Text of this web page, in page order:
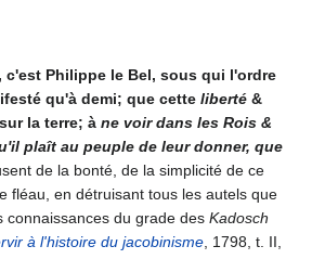
Philippe le Bel, sous qui l'ordre
qu'à demi; que cette liberté &
la terre; à ne voir dans les Rois &
plaît au peuple de leur donner, que
de la bonté, de la simplicité de ce
fléau, en détruisant tous les autels que
connaissances du grade des Kadosch
à l'histoire du jacobinisme , 1798, t. II,